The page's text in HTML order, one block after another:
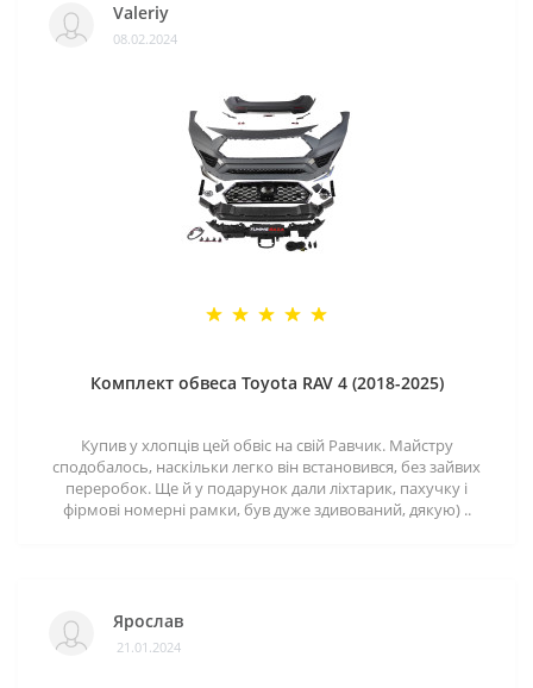
Valeriy
08.02.2024
Комплект обвеса Toyota RAV 4 (2018-2025)
Купив у хлопців цей обвіс на свій Равчик. Майстру
сподобалось, наскільки легко він встановився, без зайвих
переробок. Ще й у подарунок дали ліхтарик, пахучку і
фірмові номерні рамки, був дуже здивований, дякую) ..
Ярослав
21.01.2024